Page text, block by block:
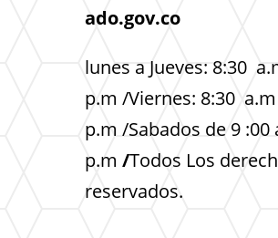
ado.gov.co
lunes a Jueves: 8:30
p.m /Viernes: 8:30 a.m
p.m /Sabados de 9 :00
p.m /Todos Los
reservados.